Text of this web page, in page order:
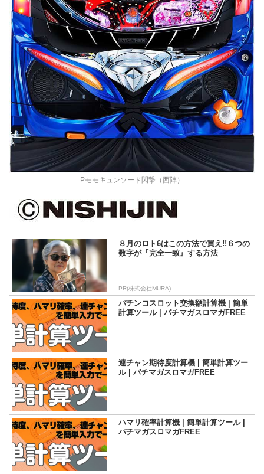
Pモモキュンソード閃撃（西陣）
８月のロト6はこの方法で買え!!６つの
数字が『完全一致』する方法
PR(株式会社MURA)
パチンコスロット交換額計算機 | 簡単
計算ツール | パチマガスロマガFREE
連チャン期待度計算機 | 簡単計算ツー
ル | パチマガスロマガFREE
ハマリ確率計算機 | 簡単計算ツール |
パチマガスロマガFREE